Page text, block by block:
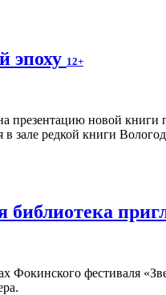
эпоху 12+
презентацию новой книги
в зале редкой книги
библиотека
Фокинского фестиваля